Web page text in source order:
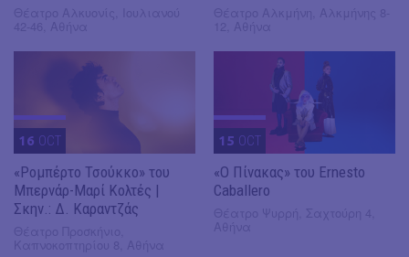
16 OCT
«Ρομπέρτο Τσούκκο» του
Μπερνάρ-Μαρί Κολτές |
Σκην.: Δ. Καραντζάς
15 OCT
«Ο Πίνακας» του Ernesto
Caballero